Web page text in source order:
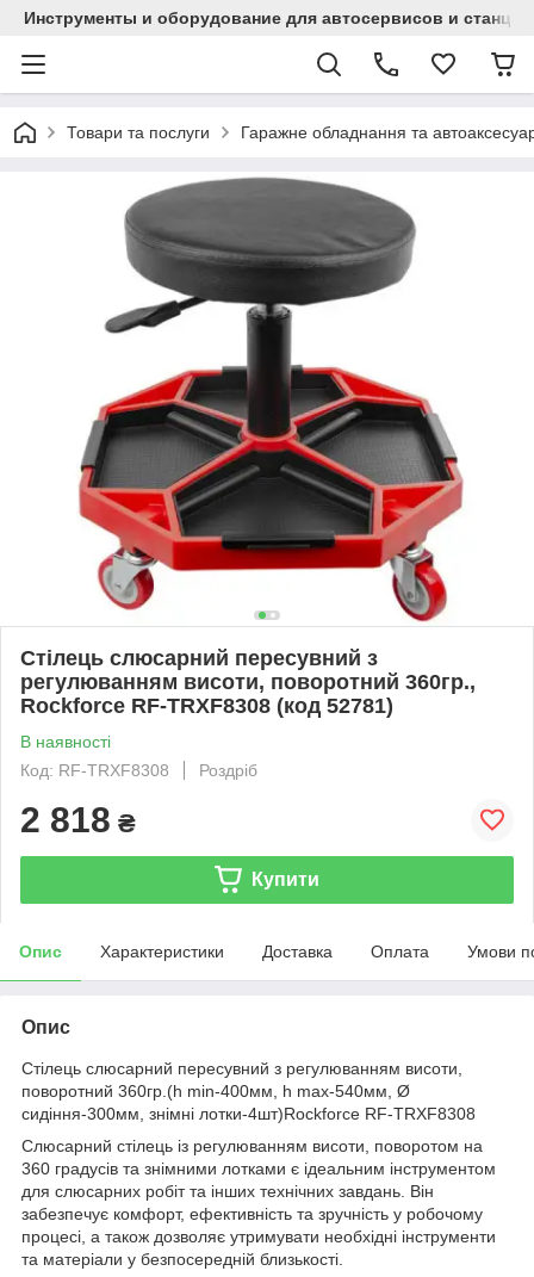
Инструменты и оборудование для автосервисов и
Товари та послуги Гаражне обладнання та
Стілець слюсарний пересувний з
регулюванням висоти, поворотний 360гр.,
Rockforce RF-TRXF8308 (код 52781)
В наявності
Код: RF-TRXF8308
Роздріб
2 818 ₴
Купити
Опис Характеристики Доставка Оплата Умови
Опис
Стілець слюсарний пересувний з регулюванням висоти,
поворотний 360гр.(h min-400мм, h max-540мм, Ø
сидіння-300мм, знімні лотки-4шт)Rockforce RF-TRXF8308
Слюсарний стілець із регулюванням висоти, поворотом на
360 градусів та знімними лотками є ідеальним інструментом
для слюсарних робіт та інших технічних завдань. Він
забезпечує комфорт, ефективність та зручність у робочому
процесі, а також дозволяє утримувати необхідні інструменти
та матеріали у безпосередній близькості.